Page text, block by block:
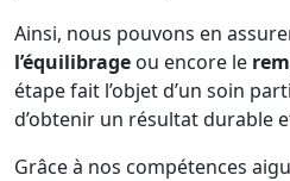
Ainsi, nous pouvons en
l’équilibrage ou encore le
étape fait l’objet d’un soin
d’obtenir un résultat durable
Grâce à nos compétences